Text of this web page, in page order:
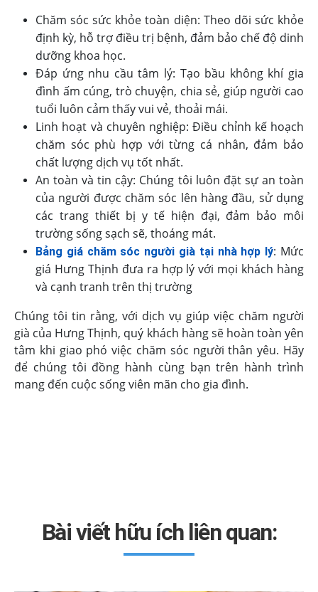
Chăm sóc sức khỏe toàn diện: Theo dõi sức khỏe
định kỳ, hỗ trợ điều trị bệnh, đảm bảo chế độ dinh
dưỡng khoa học.
Đáp ứng nhu cầu tâm lý: Tạo bầu không khí gia
đình ấm cúng, trò chuyện, chia sẻ, giúp người cao
tuổi luôn cảm thấy vui vẻ, thoải mái.
Linh hoạt và chuyên nghiệp: Điều chỉnh kế hoạch
chăm sóc phù hợp với từng cá nhân, đảm bảo
chất lượng dịch vụ tốt nhất.
An toàn và tin cậy: Chúng tôi luôn đặt sự an toàn
của người được chăm sóc lên hàng đầu, sử dụng
các trang thiết bị y tế hiện đại, đảm bảo môi
trường sống sạch sẽ, thoáng mát.
Bảng giá chăm sóc người già tại nhà hợp lý: Mức
giá Hưng Thịnh đưa ra hợp lý với mọi khách hàng
và cạnh tranh trên thị trường
Chúng tôi tin rằng, với dịch vụ giúp việc chăm người
già của Hưng Thịnh, quý khách hàng sẽ hoàn toàn yên
tâm khi giao phó việc chăm sóc người thân yêu. Hãy
để chúng tôi đồng hành cùng bạn trên hành trình
mang đến cuộc sống viên mãn cho gia đình.
Bài viết hữu ích liên quan: